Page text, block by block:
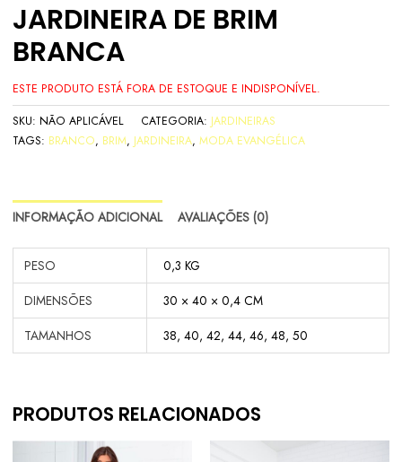
JARDINEIRA DE BRIM
BRANCA
ESTE PRODUTO ESTÁ FORA DE ESTOQUE E INDISPONÍVEL.
SKU: NÃO APLICÁVEL CATEGORIA: JARDINEIRAS
TAGS: BRANCO, BRIM, JARDINEIRA, MODA EVANGÉLICA
INFORMAÇÃO ADICIONAL AVALIAÇÕES (0)
PESO
0,3 KG
DIMENSÕES
30 × 40 × 0,4 CM
TAMANHOS
38, 40, 42, 44, 46, 48, 50
PRODUTOS RELACIONADOS